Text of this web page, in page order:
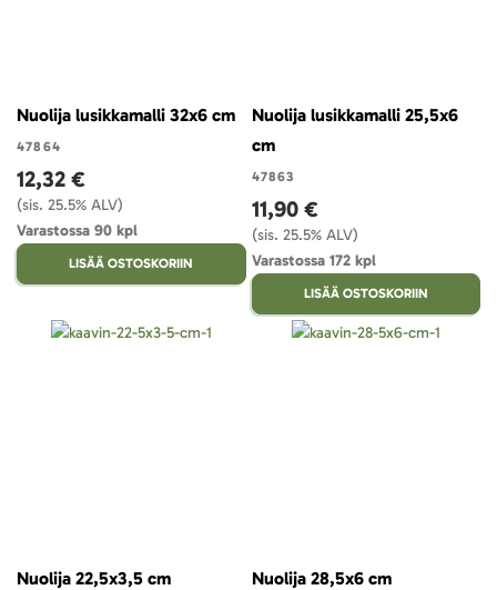
Nuolija lusikkamalli 32x6 cm
47864
12,32 €
(sis. 25.5% ALV)
Varastossa 90 kpl
LISÄÄ OSTOSKORIIN
Nuolija lusikkamalli 25,5x6
cm
47863
11,90 €
(sis. 25.5% ALV)
Varastossa 172 kpl
LISÄÄ OSTOSKORIIN
Nuolija 22,5x3,5 cm Nuolija 28,5x6 cm